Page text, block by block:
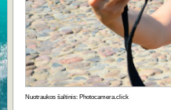
Nuotraukos šaltinis: Photocamera.click